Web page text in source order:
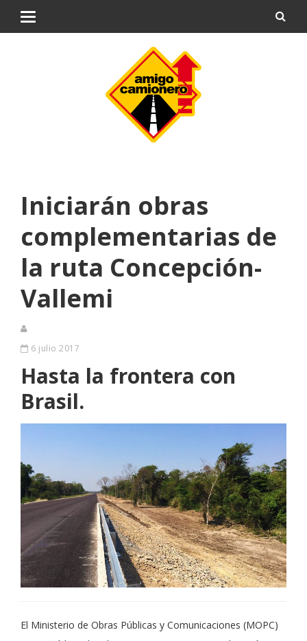
Iniciarán obras
complementarias de
la ruta Concepción-
Vallemi
6 julio 2017
Hasta la frontera con
Brasil.
El Ministerio de Obras Públicas y Comunicaciones (MOPC)